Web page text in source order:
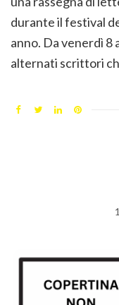
durante il festival
anno. Da venerdì 8
alternati scrittori